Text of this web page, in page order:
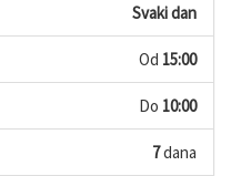
Svaki dan
Od 15:00
Do 10:00
7dana